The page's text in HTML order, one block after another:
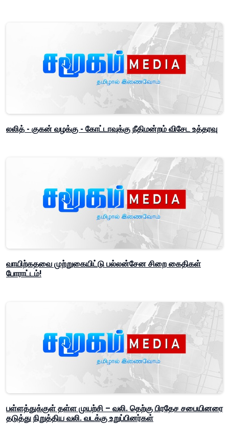
லலித் - குகன் வழக்கு - கோட்டாவுக்கு நீதிமன்றம் விசேட உத்தரவு
வாயிற்கதவை முற்றுகையிட்டு பல்லன்சேன சிறை கைதிகள்
போராட்டம்!
பள்ளத்துக்குள் தள்ள முயற்சி – வலி. தெற்கு பிரதேச சபையினரை
தடுத்து நிறுத்திய வலி. வடக்கு உறுப்பினர்கள்